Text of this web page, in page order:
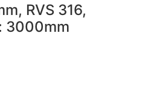
RVS 316,
3000mm